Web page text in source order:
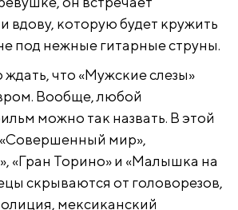
вдову, которую будет кружить
под нежные гитарные струны.
что «Мужские слезы»
Вообще, любой
можно так назвать. В этой
мир»,
«Гран Торино» и «Малышка на
скрываются от головорезов,
мексиканский